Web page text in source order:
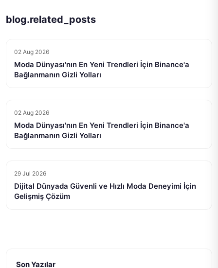
blog.related_posts
02 Aug 2026
Moda Dünyası'nın En Yeni Trendleri İçin Binance'a
Bağlanmanın Gizli Yolları
02 Aug 2026
Moda Dünyası'nın En Yeni Trendleri İçin Binance'a
Bağlanmanın Gizli Yolları
29 Jul 2026
Dijital Dünyada Güvenli ve Hızlı Moda Deneyimi İçin
Gelişmiş Çözüm
Son Yazılar